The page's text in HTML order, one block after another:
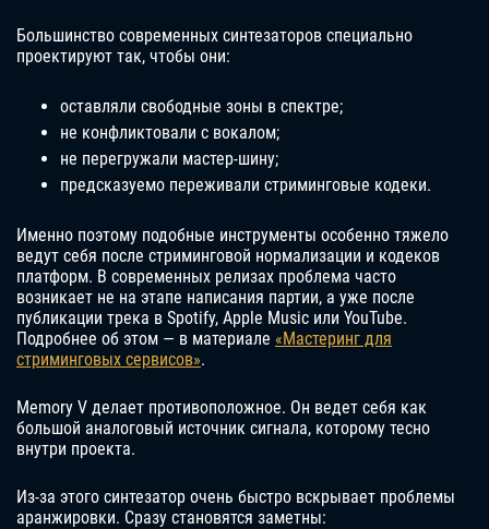
Большинство современных синтезаторов специально
проектируют так, чтобы они:
оставляли свободные зоны в спектре;
не конфликтовали с вокалом;
не перегружали мастер-шину;
предсказуемо переживали стриминговые кодеки.
Именно поэтому подобные инструменты особенно тяжело
ведут себя после стриминговой нормализации и кодеков
платформ. В современных релизах проблема часто
возникает не на этапе написания партии, а уже после
публикации трека в Spotify, Apple Music или YouTube.
Подробнее об этом — в материале «Мастеринг для
стриминговых сервисов».
Memory V делает противоположное. Он ведет себя как
большой аналоговый источник сигнала, которому тесно
внутри проекта.
Из-за этого синтезатор очень быстро вскрывает проблемы
аранжировки. Сразу становятся заметны: